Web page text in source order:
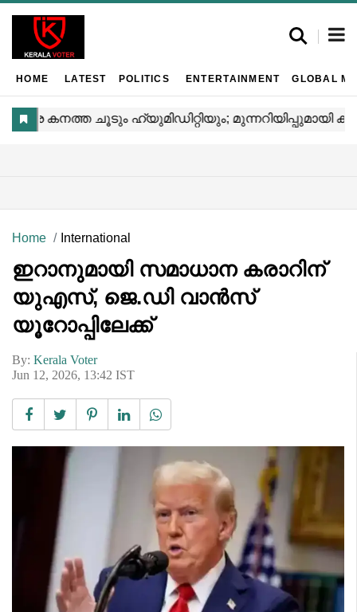
HOME LATEST POLITICS ENTERTAINMENT GLOBAL
Home International
ഇറാനുമായി സമാധാന കരാറിന്
യുഎസ്, ജെ.ഡി വാൻസ്
യൂറോപ്പിലേക്ക്
By: Kerala Voter
Jun 12, 2026, 13:42 IST